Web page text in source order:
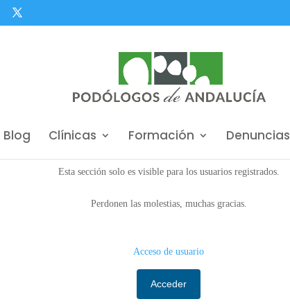
Blog Clínicas Formación Denuncias
Esta sección solo es visible para los usuarios registrados.
Perdonen las molestias, muchas gracias.
Acceso de usuario
Acceder